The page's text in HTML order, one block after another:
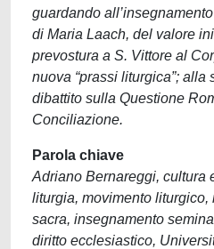
guardando
di Maria Laach, del valore
prevostura a S. Vittore al
nuova “prassi liturgica”;
dibattito sulla Questione
Conciliazione.
Parola chiave
Adriano Bernareggi, cultura
liturgia, movimento liturgico,
sacra, insegnamento
diritto ecclesiastico,